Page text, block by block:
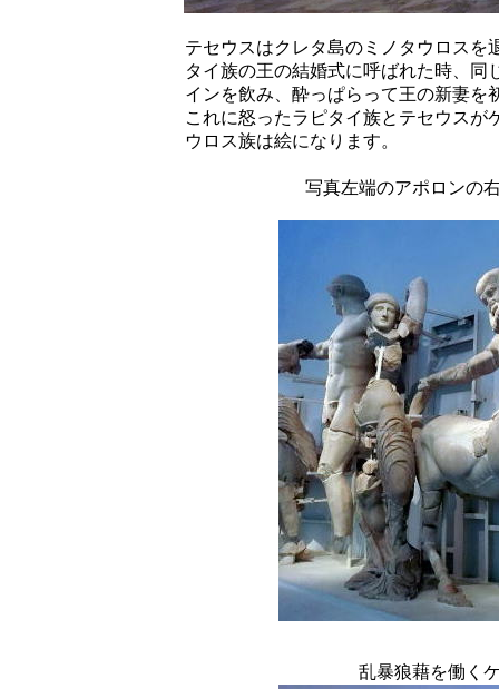
テセウスはクレタ島のミノタウロスを
タイ族の王の結婚式に呼ばれた時、
インを飲み、酔っぱらって王の新妻を
これに怒ったラピタイ族とテセウス
ウロス族は絵になります。
写真左端のアポロンの
乱暴狼藉を働く